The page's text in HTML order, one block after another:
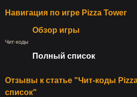
Навигация по игре Pizza Tower
Обзор игры
Чит-коды
Полный список
Отзывы к статье "Чит-коды
список"